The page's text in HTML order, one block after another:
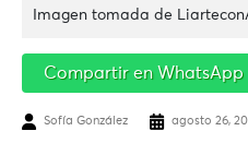
Imagen tomada de
Compartir en WhatsApp
Sofía González agosto 26,